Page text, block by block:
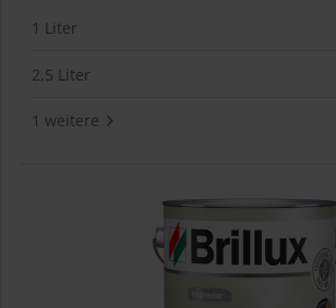
1 Liter
2,5 Liter
1 weitere